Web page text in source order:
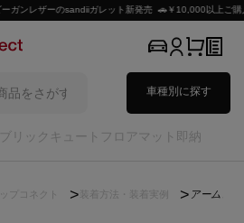
ーのsandiiガレット新発売 🚗￥10,000以上ご購入で送
車種別に探す
リック キュート フロアマット 即納
プコネクト 装着方法・装着実例 アームレ